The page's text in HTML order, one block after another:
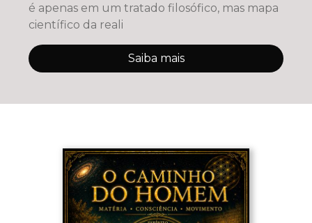
é apenas em um tratado filosófico, mas mapa
científico da reali
Saiba mais